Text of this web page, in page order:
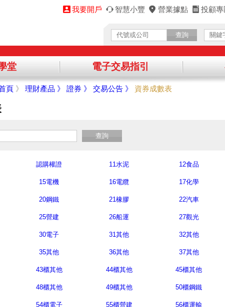
我要開戶 智慧小豐 營業據點 投顧專
查詢
堂 電子交易指引
頁 》 理財產品 》 證券 》 交易公告 》 資券成數表
查詢
認購權證 11水泥 12食品
15電機 16電纜 17化學
20鋼鐵 21橡膠 22汽車
25營建 26船運 27觀光
30電子 31其他 32其他
35其他 36其他 37其他
43櫃其他 44櫃其他 45櫃其他
48櫃其他 49櫃其他 50櫃鋼鐵
54櫃電子 55櫃營建 56櫃運輸
請點選「確認」，不同意請點選「取消」，謝謝！